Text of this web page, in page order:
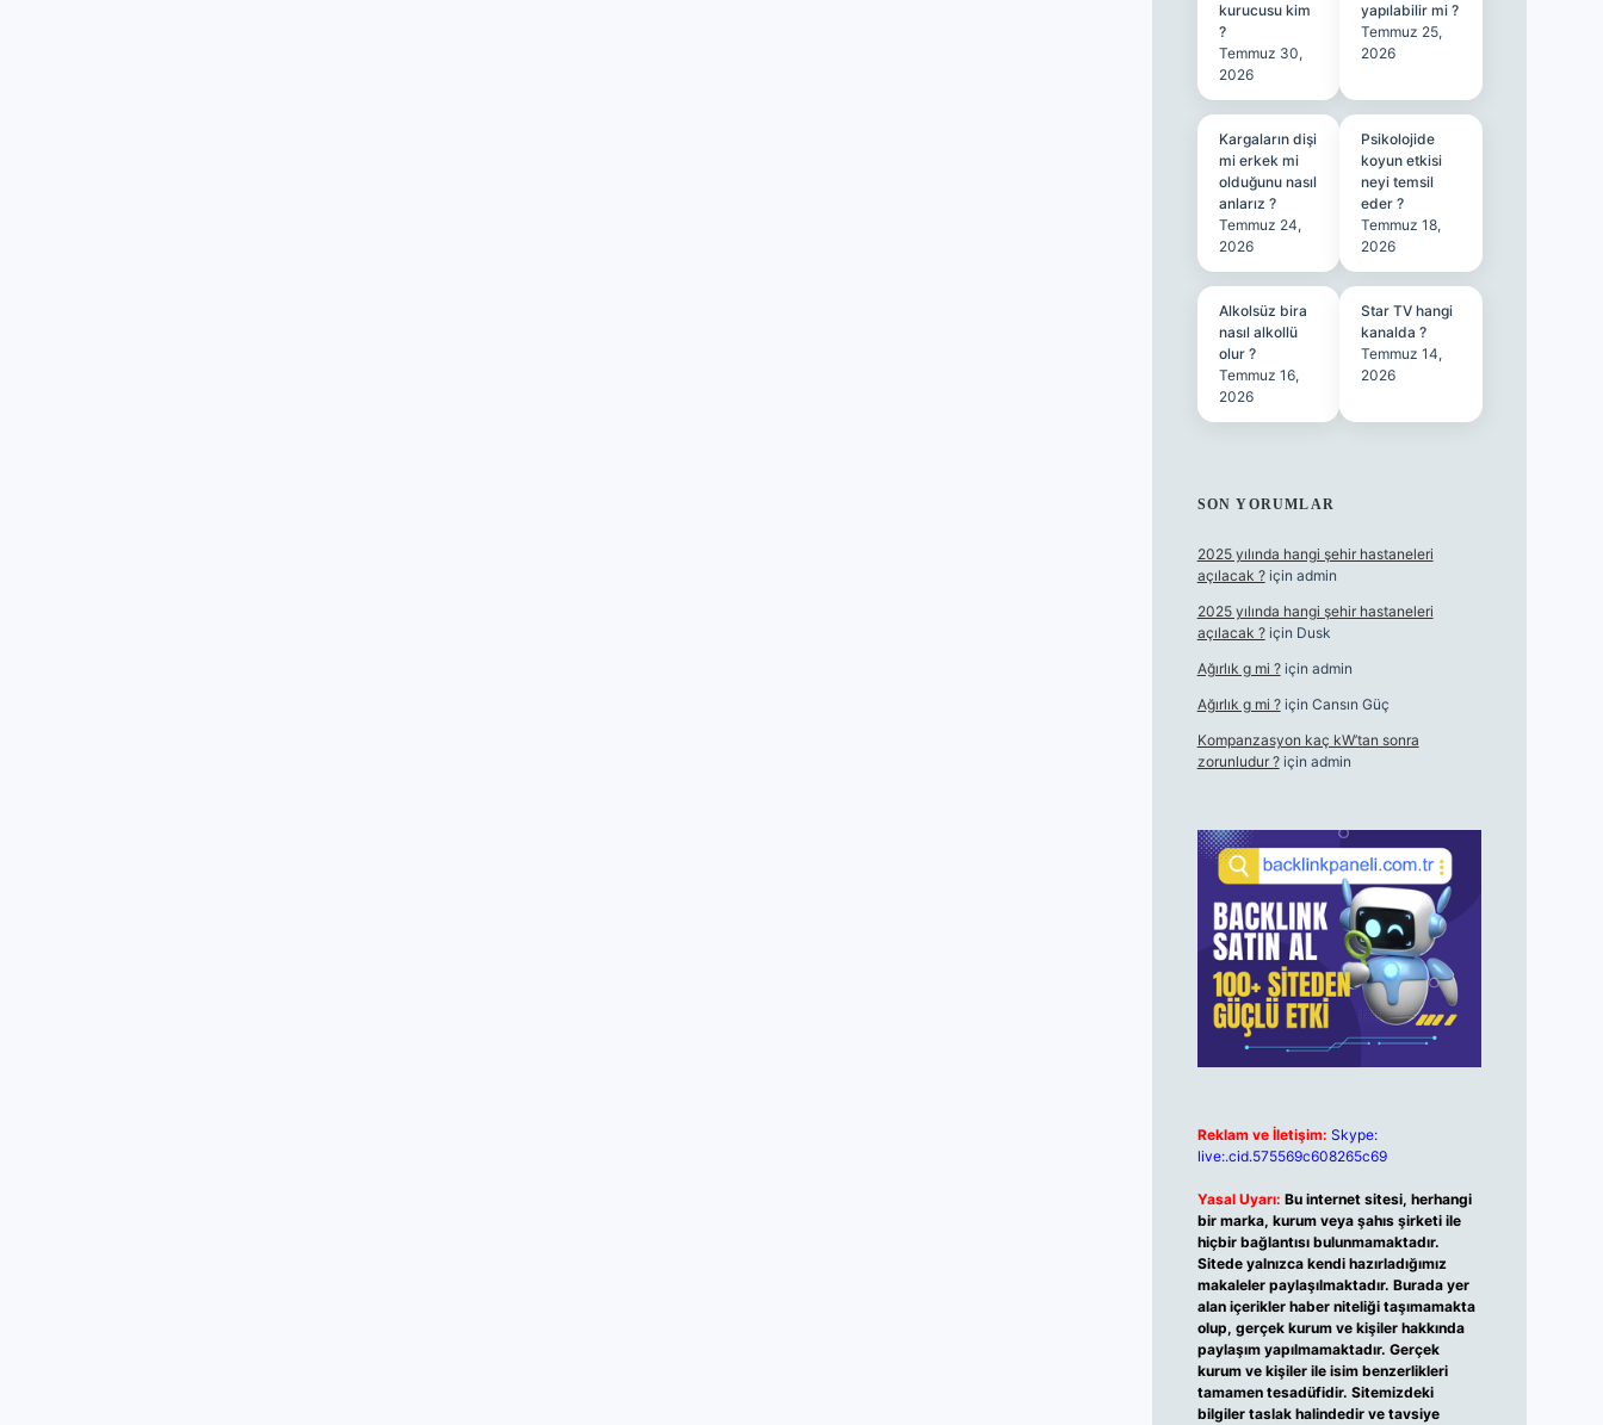
kurucusu kim
?
Temmuz 30,
2026
yapılabilir mi ?
Temmuz 25,
2026
Kargaların dişi
mi erkek mi
olduğunu nasıl
anlarız ?
Temmuz 24,
2026
Psikolojide
koyun etkisi
neyi temsil
eder ?
Temmuz 18,
2026
Alkolsüz bira
nasıl alkollü
olur ?
Temmuz 16,
2026
Star TV hangi
kanalda ?
Temmuz 14,
2026
SON YORUMLAR
2025 yılında hangi şehir hastaneleri
açılacak ?için admin
2025 yılında hangi şehir hastaneleri
açılacak ?için Dusk
Ağırlık g mi ?için admin
Ağırlık g mi ?için Cansın Güç
Kompanzasyon kaç kW’tan sonra
zorunludur ?için admin
Reklam ve İletişim: Skype:
live:.cid.575569c608265c69
Yasal Uyarı: Bu internet sitesi, herhangi
bir marka, kurum veya şahıs şirketi ile
hiçbir bağlantısı bulunmamaktadır.
Sitede yalnızca kendi hazırladığımız
makaleler paylaşılmaktadır. Burada yer
alan içerikler haber niteliği taşımamakta
olup, gerçek kurum ve kişiler hakkında
paylaşım yapılmamaktadır. Gerçek
kurum ve kişiler ile isim benzerlikleri
tamamen tesadüfidir. Sitemizdeki
bilgiler taslak halindedir ve tavsiye